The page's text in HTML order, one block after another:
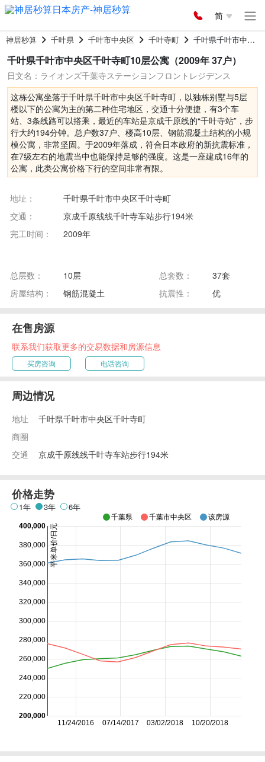
简
神居秒算 千叶県 千叶市中央区 千叶寺町 千叶県千叶市中央区千叶寺町10层公寓
千叶県千叶市中央区千叶寺町10层公寓（2009年 37户）
日文名：ライオンズ千葉寺ステーシヨンフロントレジデンス
这栋公寓坐落于千叶県千叶市中央区千叶寺町，以独栋别墅与5层
楼以下的公寓为主的第二种住宅地区，交通十分便捷，有3个车
站、3条线路可以搭乘，最近的车站是京成千原线的“千叶寺站”，步
行大约194分钟。总户数37户、楼高10层、钢筋混凝土结构的小规
模公寓，非常坚固。于2009年落成，符合日本政府的新抗震标准，
在7级左右的地震当中也能保持足够的强度。这是一座建成16年的
公寓，此类公寓价格下行的空间非常有限。
地址：
千叶県千叶市中央区千叶寺町
交通：
京成千原线线千叶寺车站步行194米
完工时间：
2009年
总层数： 10层 总套数：
37套
房屋结构：
钢筋混凝土 抗震性： 优
在售房源
联系我们获取更多的交易数据和房源信息
买房咨询 电话咨询
周边情况
地址
千叶県千叶市中央区千叶寺町
商圈
交通
京成千原线线千叶寺车站步行194米
价格走势
1年 3年 6年
11/24/2016 07/14/2017 03/02/2018 10/20/2018
220,000
240,000
260,000
280,000
300,000
320,000
340,000
360,000
380,000
200,000
400,000
千葉県 千葉市中央区 该房源
平米单价/日元